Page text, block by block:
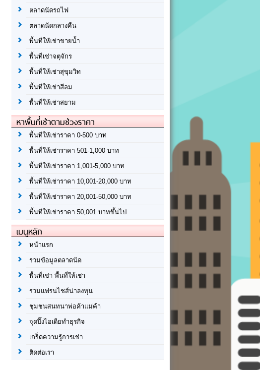
ตลาดนัดรถไฟ
ตลาดนัดกลางคืน
พื้นที่ให้เช่าขายน้ำ
พื้นที่เช่าจตุจักร
พื้นที่ให้เช่าสุขุมวิท
พื้นที่ให้เช่าสีลม
พื้นที่ให้เช่าสยาม
หาพื้นที่เช่าตามช่วงราคา
พื้นที่ให้เช่าราคา 0-500 บาท
พื้นที่ให้เช่าราคา 501-1,000 บาท
พื้นที่ให้เช่าราคา 1,001-5,000 บาท
พื้นที่ให้เช่าราคา 10,001-20,000 บาท
พื้นที่ให้เช่าราคา 20,001-50,000 บาท
พื้นที่ให้เช่าราคา 50,001 บาทขึ้นไป
เมนูหลัก
หน้าแรก
รวมข้อมูลตลาดนัด
พื้นที่เช่า พื้นที่ให้เช่า
รวมแฟรนไชส์น่าลงทุน
ชุมชนสนทนาพ่อค้าแม่ค้า
จุดปิ๊งไอเดียทำธุรกิจ
เกร็ดความรู้การเช่า
ติดต่อเรา